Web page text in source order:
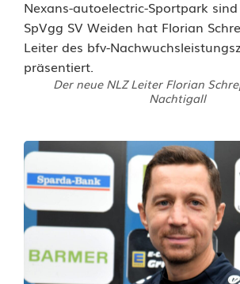
Der neue NLZ Leiter Florian
Nachtigall
e
g
i
o
n